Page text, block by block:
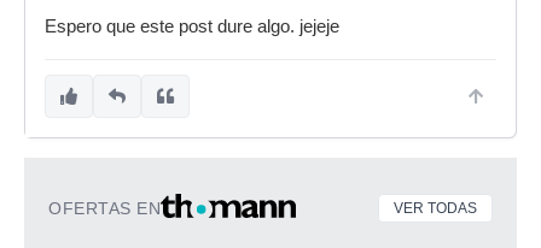
Espero que este post dure algo. jejeje
OFERTAS EN VER TODAS